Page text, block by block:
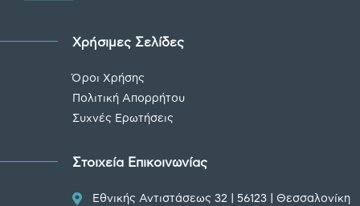
Χρήσιμες Σελίδες
Όροι Χρήσης
Πολιτική Απορρήτου
Συχνές Ερωτήσεις
Στοιχεία Επικοινωνίας
Εθνικής Αντιστάσεως 32 | 56123 | Θεσσαλονίκη